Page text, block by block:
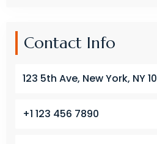
Contact Info
123 5th Ave, New York, NY
+1 123 456 7890